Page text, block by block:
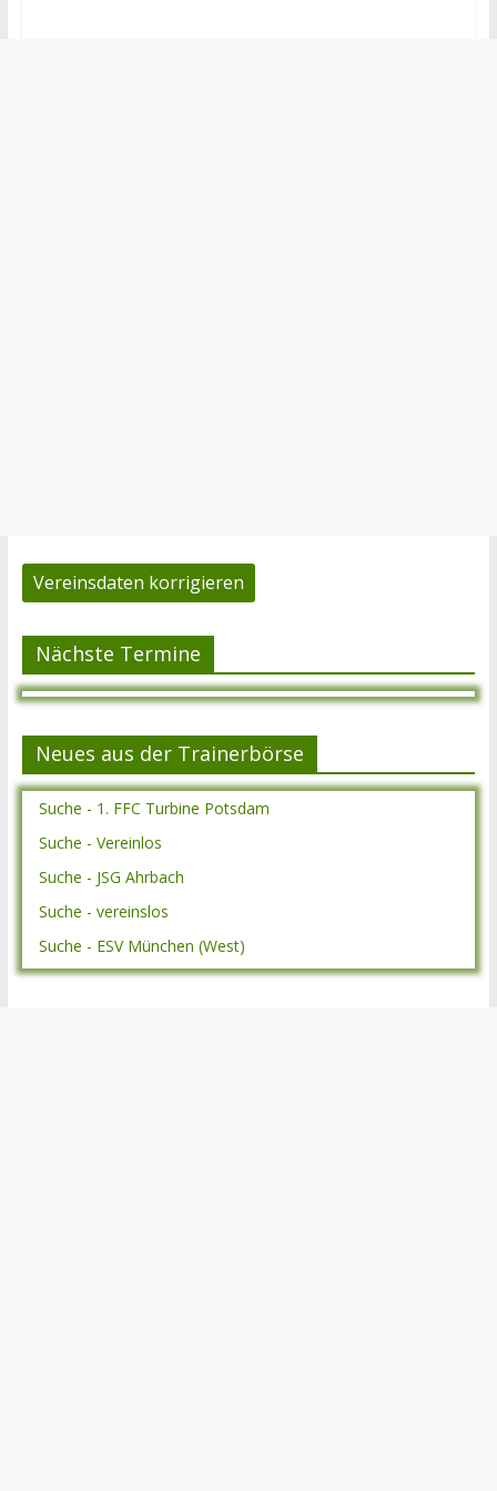
Vereinsdaten korrigieren
Nächste Termine
Neues aus der Trainerbörse
Suche - 1. FFC Turbine Potsdam
Suche - Vereinlos
Suche - JSG Ahrbach
Suche - vereinslos
Suche - ESV München (West)